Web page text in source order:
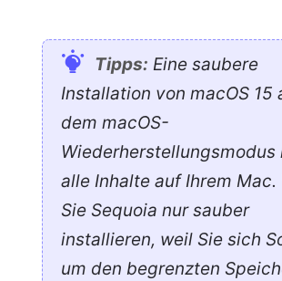
Tipps: Eine saubere
Installation von macOS 15
dem macOS-
Wiederherstellungsmodus
alle Inhalte auf Ihrem Mac.
Sie Sequoia nur sauber
installieren, weil Sie sich
um den begrenzten